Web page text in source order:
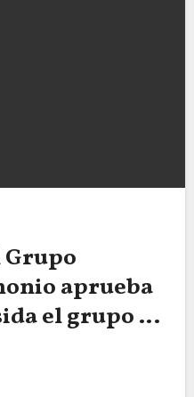
Grupo
aprueba
el grupo a
2021